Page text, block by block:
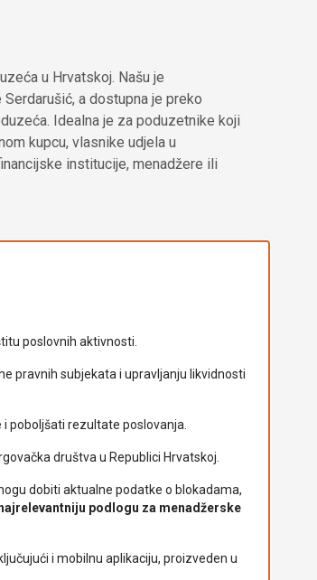
u Hrvatskoj. Našu je
a dostupna je preko
Idealna je za poduzetnike koji
kupcu, vlasnike udjela u
institucije, menadžere ili
poslovnih aktivnosti.
pravnih subjekata i upravljanju likvidnosti
poboljšati rezultate poslovanja.
društva u Republici Hrvatskoj.
dobiti aktualne podatke o blokadama,
podlogu za menadžerske
i mobilnu aplikaciju, proizveden u